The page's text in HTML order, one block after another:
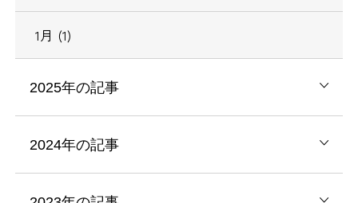
1月 (1)
2025年の記事
2024年の記事